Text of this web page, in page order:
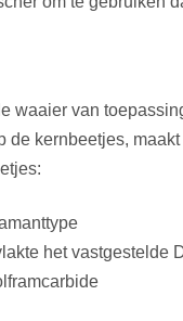
waaier van
de kernbeetjes,
het vastgestelde